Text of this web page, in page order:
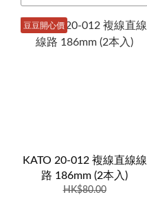
豆豆開心價
KATO 20-012 複線直線線
路 186mm (2本入)
HK$80.00